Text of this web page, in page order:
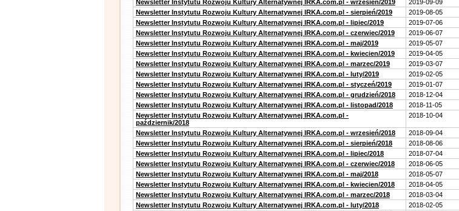
Newsletter Instytutu Rozwoju Kultury Alternatywnej IRKA.com.pl - wrzesien/2019
2019-09-09
Newsletter Instytutu Rozwoju Kultury Alternatywnej IRKA.com.pl - sierpień/2019
2019-08-05
Newsletter Instytutu Rozwoju Kultury Alternatywnej IRKA.com.pl - lipiec/2019
2019-07-06
Newsletter Instytutu Rozwoju Kultury Alternatywnej IRKA.com.pl - czerwiec/2019
2019-06-07
Newsletter Instytutu Rozwoju Kultury Alternatywnej IRKA.com.pl - maj/2019
2019-05-07
Newsletter Instytutu Rozwoju Kultury Alternatywnej IRKA.com.pl - kwiecien/2019
2019-04-05
Newsletter Instytutu Rozwoju Kultury Alternatywnej IRKA.com.pl - marzec/2019
2019-03-07
Newsletter Instytutu Rozwoju Kultury Alternatywnej IRKA.com.pl - luty/2019
2019-02-05
Newsletter Instytutu Rozwoju Kultury Alternatywnej IRKA.com.pl - styczeń/2019
2019-01-07
Newsletter Instytutu Rozwoju Kultury Alternatywnej IRKA.com.pl - grudzień/2018
2018-12-04
Newsletter Instytutu Rozwoju Kultury Alternatywnej IRKA.com.pl - listopad/2018
2018-11-05
Newsletter Instytutu Rozwoju Kultury Alternatywnej IRKA.com.pl -
październik/2018
2018-10-04
Newsletter Instytutu Rozwoju Kultury Alternatywnej IRKA.com.pl - wrzesień/2018
2018-09-04
Newsletter Instytutu Rozwoju Kultury Alternatywnej IRKA.com.pl - sierpień/2018
2018-08-06
Newsletter Instytutu Rozwoju Kultury Alternatywnej IRKA.com.pl - lipiec/2018
2018-07-04
Newsletter Instytutu Rozwoju Kultury Alternatywnej IRKA.com.pl - czerwiec/2018
2018-06-05
Newsletter Instytutu Rozwoju Kultury Alternatywnej IRKA.com.pl - maj/2018
2018-05-07
Newsletter Instytutu Rozwoju Kultury Alternatywnej IRKA.com.pl - kwiecien/2018
2018-04-05
Newsletter Instytutu Rozwoju Kultury Alternatywnej IRKA.com.pl - marzec/2018
2018-03-04
Newsletter Instytutu Rozwoju Kultury Alternatywnej IRKA.com.pl - luty/2018
2018-02-05